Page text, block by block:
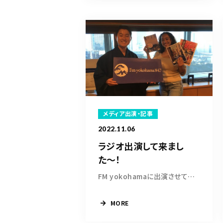
メディア出演・記事
2022.11.06
ラジオ出演して来まし
た〜！
FM yokohamaに出演させていただきました。DJ朝海...
MORE